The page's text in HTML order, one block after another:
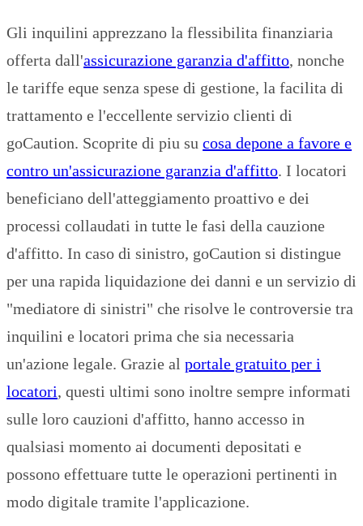
Gli inquilini apprezzano la flessibilita finanziaria
offerta dall'assicurazione garanzia d'affitto, nonche
le tariffe eque senza spese di gestione, la facilita di
trattamento e l'eccellente servizio clienti di
goCaution. Scoprite di piu su cosa depone a favore e
contro un'assicurazione garanzia d'affitto. I locatori
beneficiano dell'atteggiamento proattivo e dei
processi collaudati in tutte le fasi della cauzione
d'affitto. In caso di sinistro, goCaution si distingue
per una rapida liquidazione dei danni e un servizio di
"mediatore di sinistri" che risolve le controversie tra
inquilini e locatori prima che sia necessaria
un'azione legale. Grazie al portale gratuito per i
locatori, questi ultimi sono inoltre sempre informati
sulle loro cauzioni d'affitto, hanno accesso in
qualsiasi momento ai documenti depositati e
possono effettuare tutte le operazioni pertinenti in
modo digitale tramite l'applicazione.